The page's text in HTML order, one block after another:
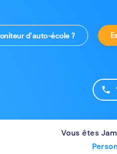
d'auto-école ?
phone
Vous êtes